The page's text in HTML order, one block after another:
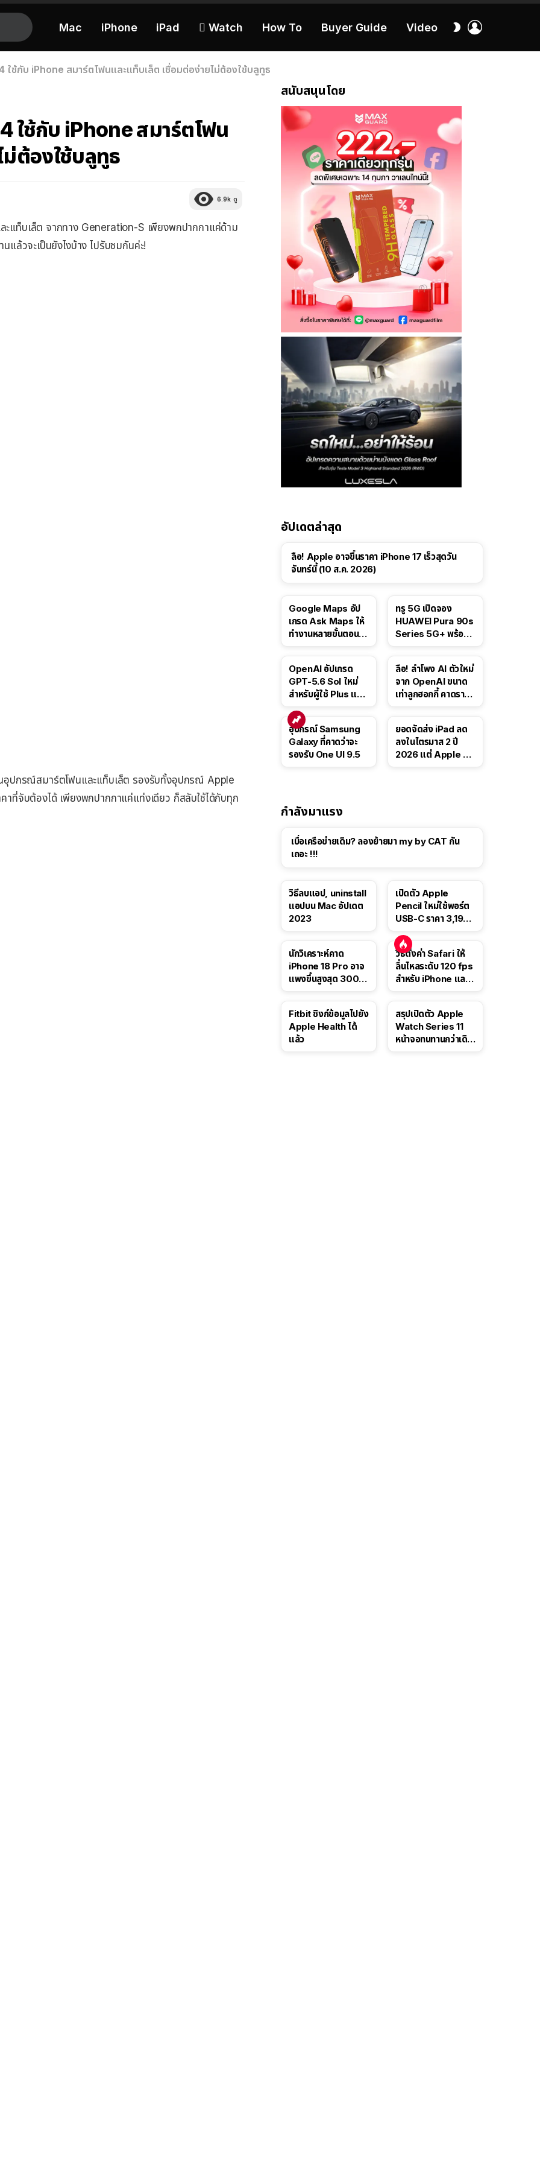
Mac iPhone iPad  Watch How To Buyer Guide Video
สลับ
ใช้กับ iPhone สมาร์ตโฟนและแท็บเล็ต เชื่อมต่อง่ายไม่ต้องใช้บลูทูธ
ใช้กับ iPhone สมาร์ตโฟน
ม่ต้องใช้บลูทูธ
6.9k ดู
แท็บเล็ต จากทาง Generation-S เพียงพกปากกาแค่ด้าม
แล้วจะเป็นยังไงบ้าง ไปรับชมกันค่ะ!
นอุปกรณ์สมาร์ตโฟนและแท็บเล็ต รองรับทั้งอุปกรณ์ Apple
ที่จับต้องได้ เพียงพกปากกาแค่แท่งเดียว ก็สลับใช้ได้กับทุก
สนับสนุนโดย
อัปเดตล่าสุด
ลือ! Apple อาจขึ้นราคา iPhone 17 เร็วสุดวัน
จันทร์นี้ (10 ส.ค. 2026)
Google Maps อัป
เกรด Ask Maps ให้
ทำงานหลายขั้นตอนได้
สาธารณะ
ทรู 5G เปิดจอง
HUAWEI Pura 90s
Series 5G+ พร้อม
OpenAI อัปเกรด
GPT-5.6 Sol ใหม่
สำหรับผู้ใช้ Plus และ
5.6 Luna ให้ผู้ใช้ฟรี
ลือ! ลำโพง AI ตัวใหม่
จาก OpenAI ขนาด
เท่าลูกฮอกกี้ คาดราคา
อุปกรณ์ Samsung
Galaxy ที่คาดว่าจะ
รองรับ One UI 9.5
ยอดจัดส่ง iPad ลด
ลงในไตรมาส 2 ปี
2026 แต่ Apple ยัง
กำลังมาแรง
เบื่อเครือข่ายเดิม? ลองย้ายมา my by CAT กัน
เถอะ !!!
วิธีลบแอป, uninstall
แอปบน Mac อัปเดต
2023
เปิดตัว Apple
Pencil ใหม่ใช้พอร์ต
USB-C ราคา 3,190
นี้
นักวิเคราะห์คาด
iPhone 18 Pro อาจ
แพงขึ้นสูงสุด 300
วิธีตั้งค่า Safari ให้
ลื่นไหลระดับ 120 fps
สำหรับ iPhone และ
Fitbit ซิงก์ข้อมูลไปยัง
Apple Health ได้
แล้ว
สรุปเปิดตัว Apple
Watch Series 11
หน้าจอทนทานกว่าเดิม